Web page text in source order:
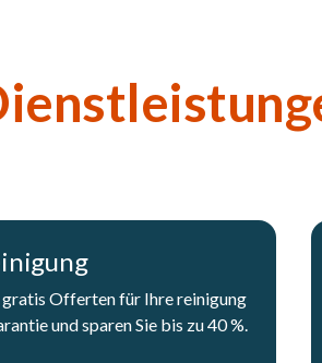
gratis Offerten für Ihre reinigung
und sparen Sie bis zu 40 %.